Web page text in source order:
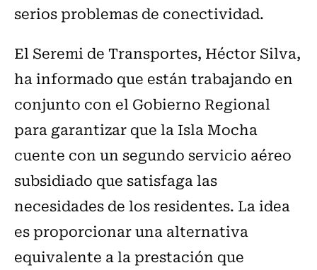
serios problemas de conectividad.
El Seremi de Transportes, Héctor Silva,
ha informado que están trabajando en
conjunto con el Gobierno Regional
para garantizar que la Isla Mocha
cuente con un segundo servicio aéreo
subsidiado que satisfaga las
necesidades de los residentes. La idea
es proporcionar una alternativa
equivalente a la prestación que